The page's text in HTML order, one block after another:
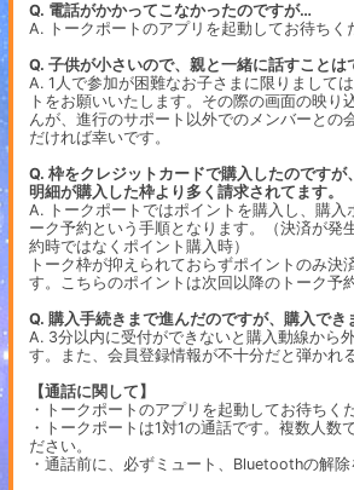
Q. 電話がかかってこなかったのですが…
A. トークポートのアプリを起動してお待ちく
Q. 子供が小さいので、親と一緒に話すことは
A. 1人で参加が困難なお子さまに限りまして
トをお願いいたします。その際の画面の映り
んが、進行のサポート以外でのメンバーとの
だければ幸いです。
Q. 枠をクレジットカードで購入したのですが
明細が購入した枠より多く請求されてます。
A. トークポートではポイントを購入し、購入
ーク予約という手順となります。（決済が発
約時ではなくポイント購入時）
トーク枠が抑えられておらずポイントのみ決
す。こちらのポイントは次回以降のトーク予
Q. 購入手続きまで進んだのですが、購入でき
A. 3分以内に受付ができないと購入動線から
す。また、会員登録情報が不十分だと弾かれ
【通話に関して】
・トークポートのアプリを起動してお待ちく
・トークポートは1対1の通話です。複数人数
ださい。
・通話前に、必ずミュート、Bluetoothの解除